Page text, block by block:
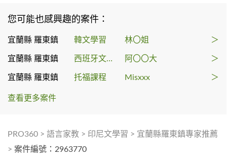
您可能也感興趣的案件：
宜蘭縣 羅東鎮 韓文學習 林〇姐 ＞
宜蘭縣 羅東鎮 西班牙文學習 阿〇〇大 ＞
宜蘭縣 羅東鎮 托福課程 Misxxx ＞
查看更多案件
PRO360 > 語言家教 > 印尼文學習 > 宜蘭縣羅東鎮專家推薦
> 案件編號：2963770